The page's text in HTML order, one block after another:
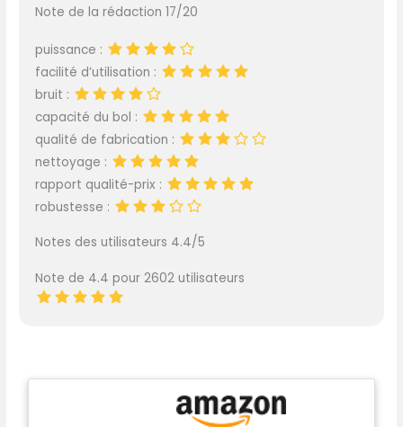
Note de la rédaction 17/20
puissance :
facilité d’utilisation :
bruit :
capacité du bol :
qualité de fabrication :
nettoyage :
rapport qualité-prix :
robustesse :
Notes des utilisateurs 4.4/5
Note de 4.4 pour 2602 utilisateurs